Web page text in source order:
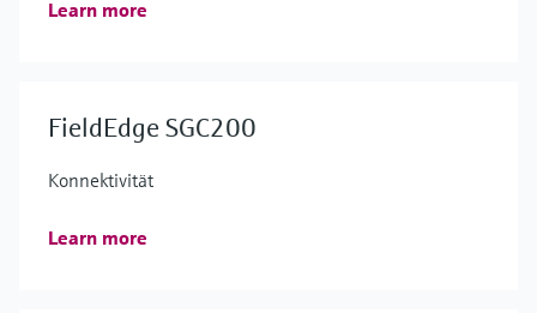
Learn more
FieldEdge SGC200
Konnektivität
Learn more